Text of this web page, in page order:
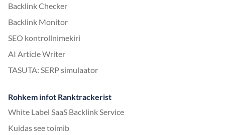
Backlink Checker
Backlink Monitor
SEO kontrollnimekiri
AI Article Writer
TASUTA: SERP simulaator
Rohkem infot Ranktrackerist
White Label SaaS Backlink Service
Kuidas see toimib